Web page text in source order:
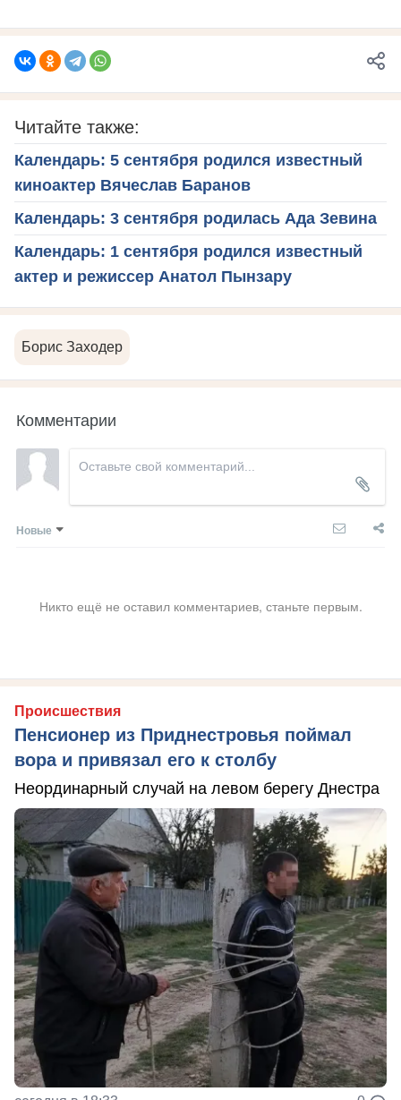
Читайте также:
Календарь: 5 сентября родился известный
киноактер Вячеслав Баранов
Календарь: 3 сентября родилась Ада Зевина
Календарь: 1 сентября родился известный
актер и режиссер Анатол Пынзару
Борис Заходер
Комментарии
Новые
Никто ещё не оставил комментариев, станьте первым.
Происшествия
Пенсионер из Приднестровья поймал
вора и привязал его к столбу
Неординарный случай на левом берегу Днестра